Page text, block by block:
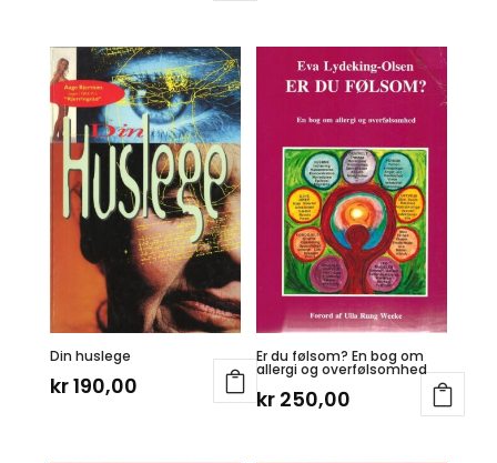
Din huslege
kr190,00
Er du følsom? En bog om
allergi og overfølsomhed
kr 250,00